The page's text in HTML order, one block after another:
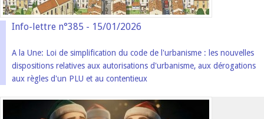
Info-lettre n°385 - 15/01/2026
A la Une: Loi de simplification du code de l'urbanisme : les nouvelles
dispositions relatives aux autorisations d'urbanisme, aux dérogations
aux règles d'un PLU et au contentieux